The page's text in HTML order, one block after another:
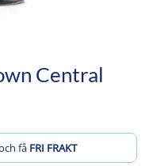
Central
få FRI FRAKT